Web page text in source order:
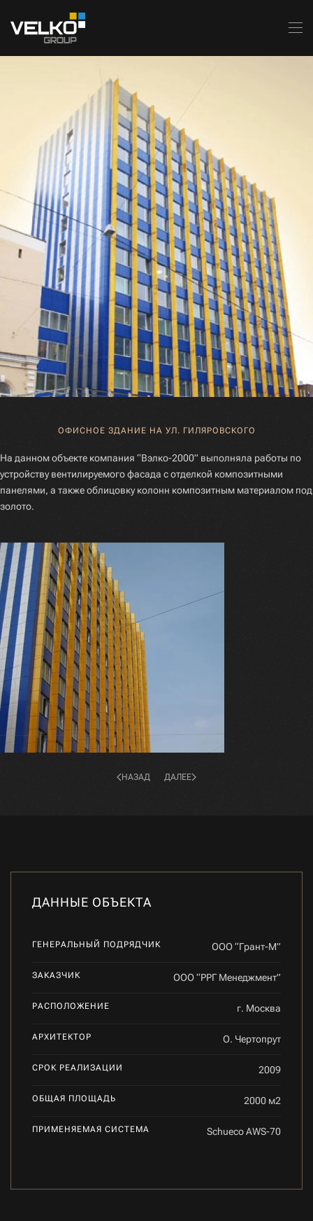
Skip to main content
ОФИСНОЕ ЗДАНИЕ НА УЛ. ГИЛЯРОВСКОГО
На данном объекте компания “Вэлко-2000” выполняла работы по
устройству вентилируемого фасада с отделкой композитными
панелями, а также облицовку колонн композитным материалом под
золото.
НАЗАД ДАЛЕЕ
ДАННЫЕ ОБЪЕКТА
ГЕНЕРАЛЬНЫЙ ПОДРЯДЧИК ООО “Грант-М”
ЗАКАЗЧИК ООО “РРГ Менеджмент”
РАСПОЛОЖЕНИЕ г. Москва
АРХИТЕКТОР О. Чертопрут
СРОК РЕАЛИЗАЦИИ 2009
ОБЩАЯ ПЛОЩАДЬ 2000 м2
ПРИМЕНЯЕМАЯ СИСТЕМА Schueco AWS-70